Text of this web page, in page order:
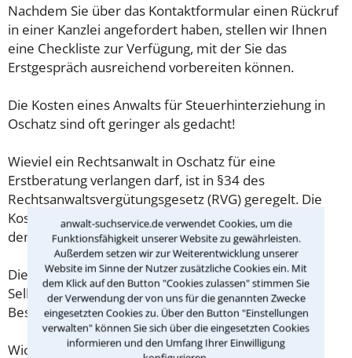
anwalt-suchservice.de verwendet Cookies, um die
Funktionsfähigkeit unserer Website zu gewährleisten.
Außerdem setzen wir zur Weiterentwicklung unserer
Website im Sinne der Nutzer zusätzliche Cookies ein. Mit
dem Klick auf den Button "Cookies zulassen" stimmen Sie
der Verwendung der von uns für die genannten Zwecke
eingesetzten Cookies zu. Über den Button "Einstellungen
verwalten" können Sie sich über die eingesetzten Cookies
informieren und den Umfang Ihrer Einwilligung
Nachdem Sie über das Kontaktformular einen Rückruf
in einer Kanzlei angefordert haben, stellen wir Ihnen
eine Checkliste zur Verfügung, mit der Sie das
Erstgespräch ausreichend vorbereiten können.
Die Kosten eines Anwalts für Steuerhinterziehung in
Oschatz sind oft geringer als gedacht!
Wieviel ein Rechtsanwalt in Oschatz für eine
Erstberatung verlangen darf, ist in §34 des
Rechtsanwaltsvergütungsgesetz (RVG) geregelt. Die
Kosten für das erste Beratungsgespräch betragen
demnach maximal 190,00 € zzgl. MwSt.
Diese Regelung gilt jedoch nur für Verbraucher. Für
Selbstständige oder Freiberufler gilt diese
Beschränkung nicht.
Wichtig daher: Klären Sie die Kostenfrage mit Ihrem